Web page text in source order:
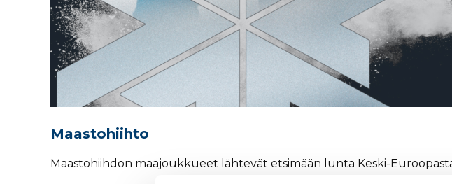
Maastohiihto
Maastohiihdon maajoukkueet lähtevät etsimään lunta Keski-